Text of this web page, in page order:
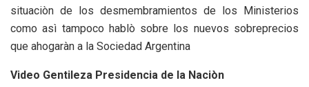
situaciòn de los desmembramientos de los Ministerios
como asì tampoco hablò sobre los nuevos sobreprecios
que ahogaràn a la Sociedad Argentina
Video Gentileza Presidencia de la Naciòn